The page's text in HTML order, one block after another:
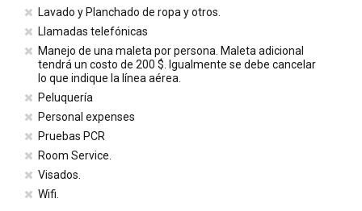
Lavado y Planchado de ropa y otros.
Llamadas telefónicas
Manejo de una maleta por persona. Maleta adicional
tendrá un costo de 200 $. Igualmente se debe cancelar
lo que indique la línea aérea.
Peluquería
Personal expenses
Pruebas PCR
Room Service.
Visados.
Wifi.